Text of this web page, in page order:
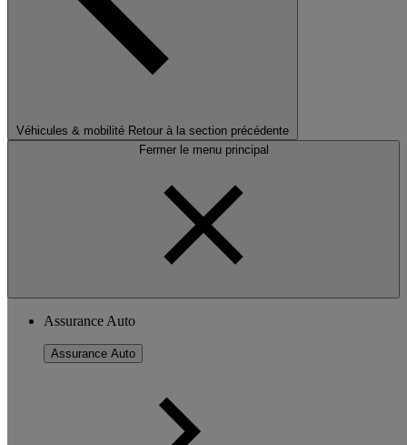
Véhicules & mobilité Retour à la section précédente
Fermer le menu principal
Assurance Auto
Assurance Auto